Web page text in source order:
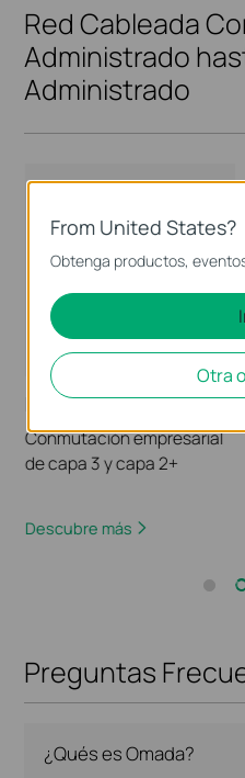
Red Cableada
Administrado
Administrado
L3/L2+ Administrado
Conmutación empresarial
de capa 3 y capa 2+
Descubre más
Preguntas
¿Qués es Omada?
From United States?
Obtenga productos,
Otra